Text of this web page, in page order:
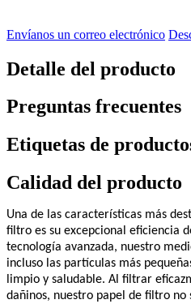
Envíanos un correo electrónico
Detalle del producto
Preguntas frecuentes
Etiquetas de
Calidad del producto
Una de las características más
filtro es su excepcional eficiencia
tecnología avanzada, nuestro
incluso las partículas más
limpio y saludable. Al filtrar
dañinos, nuestro papel de filtro